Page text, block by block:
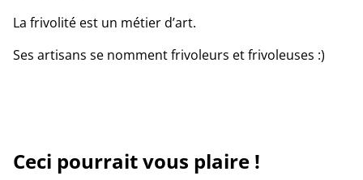
La frivolité est un métier d’art.
Ses artisans se nomment frivoleurs et frivoleuses :)
Ceci pourrait vous plaire !